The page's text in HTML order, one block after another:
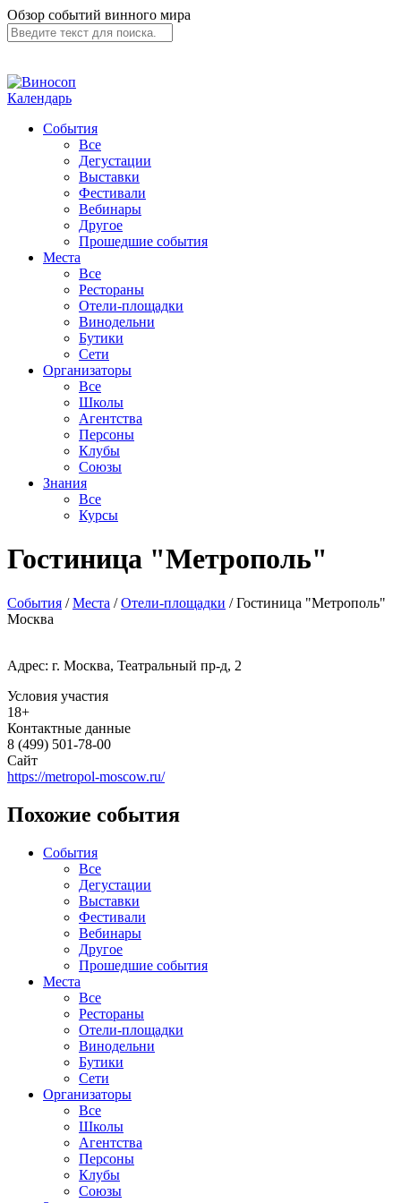
Обзор событий винного мира
Календарь
События
Все
Дегустации
Выставки
Фестивали
Вебинары
Другое
Прошедшие события
Места
Все
Рестораны
Отели-площадки
Винодельни
Бутики
Сети
Организаторы
Все
Школы
Агентства
Персоны
Клубы
Союзы
Знания
Все
Курсы
Гостиница "Метрополь"
События /Места /Отели-площадки /Гостиница "Метрополь"
Москва
Адрес: г. Москва, Театральный пр-д, 2
Условия участия
18+
Контактные данные
8 (499) 501-78-00
Сайт
https://metropol-moscow.ru/
Похожие события
События
Все
Дегустации
Выставки
Фестивали
Вебинары
Другое
Прошедшие события
Места
Все
Рестораны
Отели-площадки
Винодельни
Бутики
Сети
Организаторы
Все
Школы
Агентства
Персоны
Клубы
Союзы